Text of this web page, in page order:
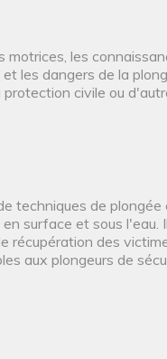
les
les dangers de la
protection civile ou
techniques de plongée
surface et sous l'eau.
récupération des
aux plongeurs de